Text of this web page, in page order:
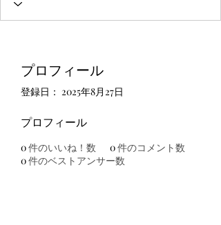
プロフィール
登録日： 2025年8月27日
プロフィール
0件のいいね！数 0件のコメント数
0件のベストアンサー数